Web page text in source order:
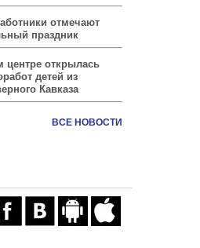
отмечают
праздник
центре открылась
детей из
Кавказа
ВСЕ НОВОСТИ